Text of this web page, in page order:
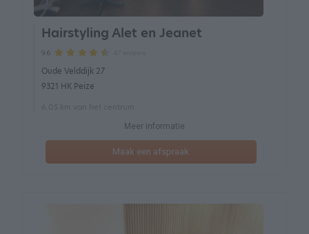
Hairstyling Alet en Jeanet
9.6
Oude Velddijk 27
9321 HK Peize
Meer informatie
Maak een afspraak